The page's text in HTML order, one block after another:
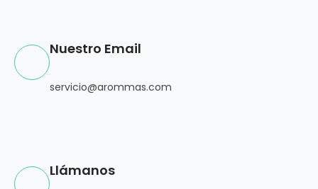
Nuestro Email
servicio@arommas.com
Llámanos